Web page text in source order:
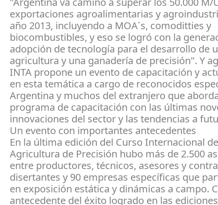
exportaciones agroalimentarias y
año 2013, incluyendo a MOA´s, comoditties y
biocombustibles, y eso se logró con la
adopción de tecnología para el desarrollo de
agricultura y una ganadería de precisión". Y
INTA propone un evento de capacitación y
en esta temática a cargo de reconocidos
Argentina y muchos del extranjero que
programa de capacitación con las últimas
innovaciones del sector y las tendencias a
Un evento con importantes antecedentes
En la última edición del Curso Internacional de
Agricultura de Precisión hubo más de 2.500
entre productores, técnicos, asesores y
disertantes y 90 empresas específicas que
en exposición estática y dinámicas a campo.
antecedente del éxito logrado en las